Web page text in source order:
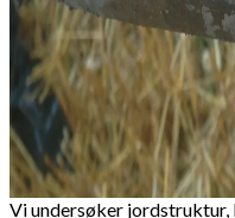
Vi undersøker